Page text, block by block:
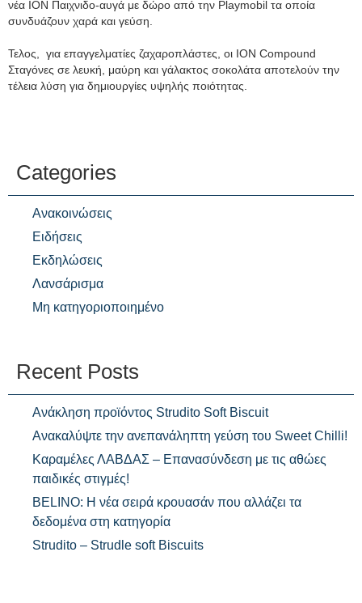
νέα ION Παιχνιδο-αυγά με δώρο από την Playmobil τα οποία
συνδυάζουν χαρά και γεύση.
Τελος, για επαγγελματίες ζαχαροπλάστες, οι ION Compound
Σταγόνες σε λευκή, μαύρη και γάλακτος σοκολάτα αποτελούν την
τέλεια λύση για δημιουργίες υψηλής ποιότητας.
Categories
Ανακοινώσεις
Ειδήσεις
Εκδηλώσεις
Λανσάρισμα
Μη κατηγοριοποιημένο
Recent Posts
Ανάκληση προϊόντος Strudito Soft Biscuit
Ανακαλύψτε την ανεπανάληπτη γεύση του Sweet Chilli!
Καραμέλες ΛΑΒΔΑΣ – Επανασύνδεση με τις αθώες
παιδικές στιγμές!
BELINO: Η νέα σειρά κρουασάν που αλλάζει τα
δεδομένα στη κατηγορία
Strudito – Strudle soft Biscuits